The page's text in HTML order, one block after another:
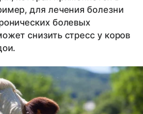
для лечения болезни
болевых
снизить стресс у коров